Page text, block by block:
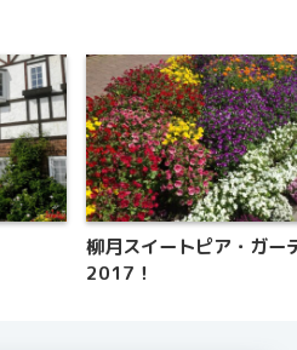
柳月スイートピア・ガー
2017！